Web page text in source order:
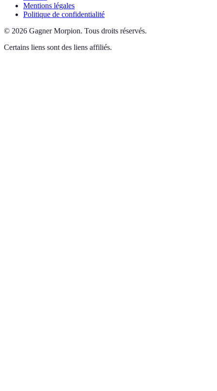
Mentions légales
Politique de confidentialité
© 2026 Gagner Morpion. Tous droits réservés.
Certains liens sont des liens affiliés.